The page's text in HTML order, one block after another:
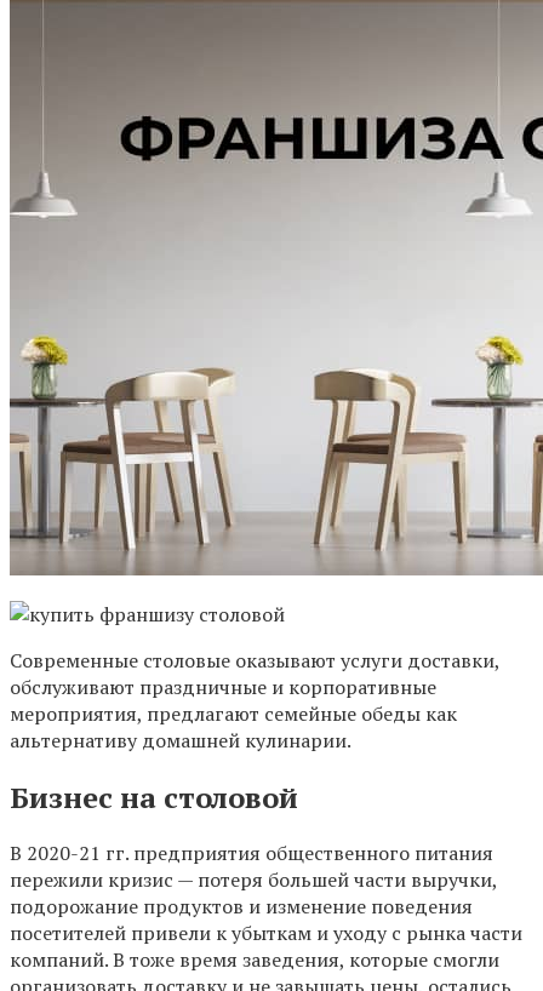
Современные столовые оказывают услуги доставки,
обслуживают праздничные и корпоративные
мероприятия, предлагают семейные обеды как
альтернативу домашней кулинарии.
Бизнес на столовой
В 2020-21 гг. предприятия общественного питания
пережили кризис — потеря большей части выручки,
подорожание продуктов и изменение поведения
посетителей привели к убыткам и уходу с рынка части
компаний. В тоже время заведения, которые смогли